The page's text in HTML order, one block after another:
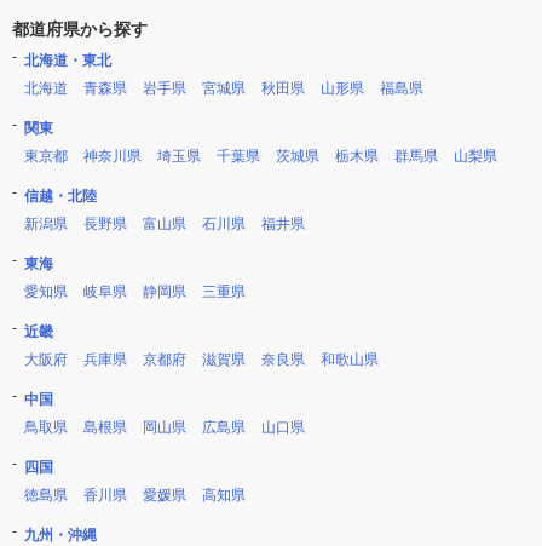
都道府県から探す
北海道・東北
北海道
青森県 岩手県 宮城県 秋田県 山形県 福島県
関東
東京都
神奈川県 埼玉県 千葉県 茨城県 栃木県 群馬県 山梨県
信越・北陸
新潟県
長野県 富山県 石川県 福井県
東海
愛知県
岐阜県 静岡県 三重県
近畿
大阪府
兵庫県 京都府 滋賀県 奈良県 和歌山県
中国
鳥取県
島根県 岡山県 広島県 山口県
四国
徳島県
香川県 愛媛県 高知県
九州・沖縄